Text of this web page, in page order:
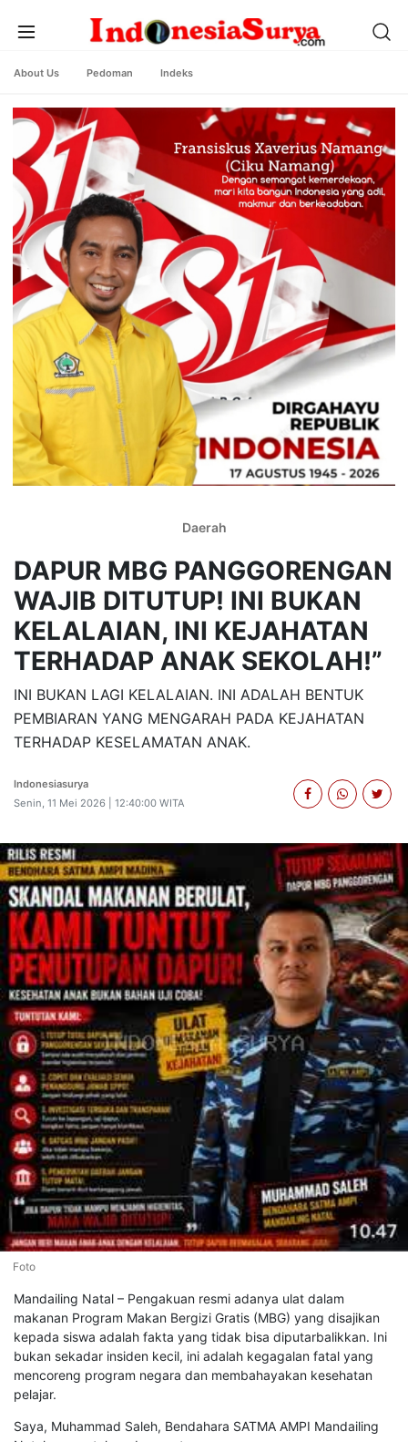
About Us Pedoman Indeks
Daerah
DAPUR MBG PANGGORENGAN
WAJIB DITUTUP! INI BUKAN
KELALAIAN, INI KEJAHATAN
TERHADAP ANAK SEKOLAH!”
INI BUKAN LAGI KELALAIAN. INI ADALAH BENTUK
PEMBIARAN YANG MENGARAH PADA KEJAHATAN
TERHADAP KESELAMATAN ANAK.
Indonesiasurya
Senin, 11 Mei 2026 | 12:40:00 WITA
Foto
Mandailing Natal – Pengakuan resmi adanya ulat dalam
makanan Program Makan Bergizi Gratis (MBG) yang disajikan
kepada siswa adalah fakta yang tidak bisa diputarbalikkan. Ini
bukan sekadar insiden kecil, ini adalah kegagalan fatal yang
mencoreng program negara dan membahayakan kesehatan
pelajar.
Saya, Muhammad Saleh, Bendahara SATMA AMPI Mandailing